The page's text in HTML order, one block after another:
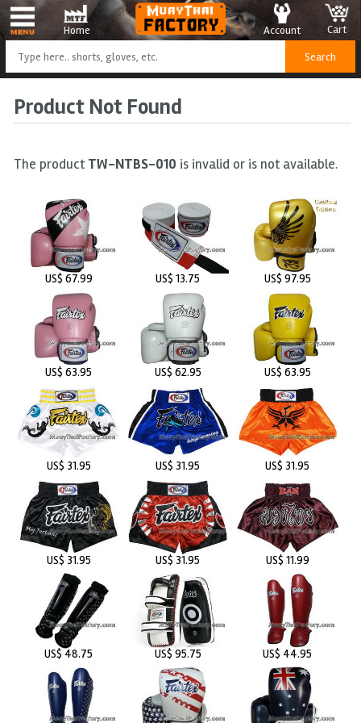
Home Cart
Account
Product Not Found
The product TW-NTBS-010 is invalid or is not available.
US$ 67.99 US$ 13.75 US$ 97.95
US$ 63.95 US$ 62.95 US$ 63.95
US$ 31.95 US$ 31.95 US$ 31.95
US$ 31.95 US$ 31.95 US$ 11.99
US$ 48.75 US$ 95.75 US$ 44.95